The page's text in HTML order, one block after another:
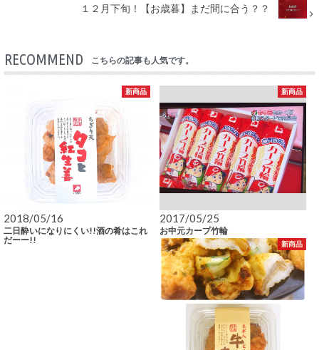
１２月下旬！【お歳暮】まだ間に合う？？
RECOMMEND こちらの記事も人気です。
新商品
2018/05/16
二日酔いになりにくい!!酒の肴はこれ
だーー!!
新商品
2017/05/25
お中元カープ竹輪
新商品